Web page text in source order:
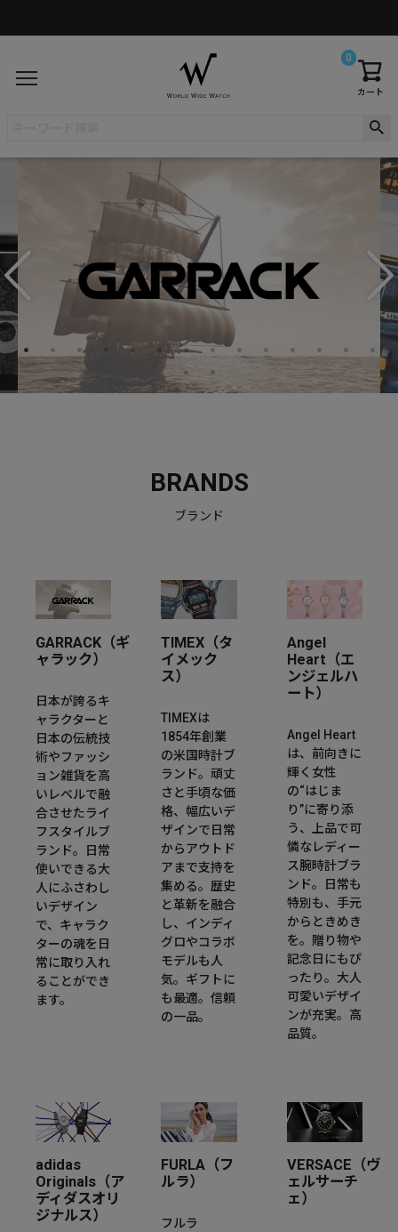
カート
0
BRANDS
ブランド
GARRACK（ギ
ャラック）
日本が誇るキ
ャラクターと
日本の伝統技
術やファッシ
ョン雑貨を高
いレベルで融
合させたライ
フスタイルブ
ランド。日常
使いできる大
人にふさわし
いデザイン
で、キャラク
ターの魂を日
常に取り入れ
ることができ
ます。
TIMEX（タ
イメック
ス）
TIMEXは
1854年創業
の米国時計ブ
ランド。頑丈
さと手頃な価
格、幅広いデ
ザインで日常
からアウトド
アまで支持を
集める。歴史
と革新を融合
し、インディ
グロやコラボ
モデルも人
気。ギフトに
も最適。信頼
の一品。
Angel
Heart（エ
ンジェルハ
ート）
Angel Heart
は、前向きに
輝く女性
の“はじま
り”に寄り添
う、上品で可
憐なレディー
ス腕時計ブラ
ンド。日常も
特別も、手元
からときめき
を。贈り物や
記念日にもぴ
ったり。大人
可愛いデザイ
ンが充実。高
品質。
adidas
Originals（ア
ディダスオリ
ジナルス）
FURLA（フ
ルラ）
フルラ
VERSACE（ヴ
ェルサーチ
ェ）